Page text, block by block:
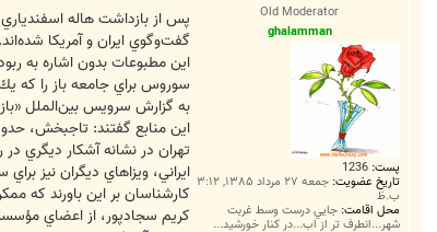
Old Moderator
ghalamman
پست: 1236
تاریخ عضویت: جمعه ۲۷ مرداد ۱۳۸۵, ۳:۱۲
ب.ظ
محل اقامت: جايي درست وسط غربت
شهر...انطرف تر از اب...در کنار خورشيد...
ت
پس از بازداشت هاله
گفت‌وگوي ايران و آمريكا شده‌اند.
اين مطبوعات بدون اشاره به
سوروس براي جامعه باز را كه
به گزارش سرويس بين‌الملل
اين منابع گفتند: تاجبخش، حدود 11 مي (23 ارديبهشت ماه) دستگير شده، ولي اقوام و همكارانش اين هفته متوجه زنداني شدن او
تهران در نشانه آشكار ديگري
ايراني، ويزاهاي ديگران نيز
كارشناسان بر اين باورند كه
كريم سجادپور، از اعضاي